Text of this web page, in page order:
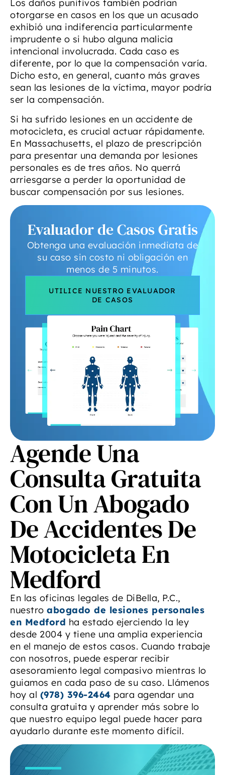
Los daños punitivos también podrían
otorgarse en casos en los que un acusado
exhibió una indiferencia particularmente
imprudente o si hubo alguna malicia
intencional involucrada. Cada caso es
diferente, por lo que la compensación varía.
Dicho esto, en general, cuanto más graves
sean las lesiones de la víctima, mayor podría
ser la compensación.
Si ha sufrido lesiones en un accidente de
motocicleta, es crucial actuar rápidamente.
En Massachusetts, el plazo de prescripción
para presentar una demanda por lesiones
personales es de tres años. No querrá
arriesgarse a perder la oportunidad de
buscar compensación por sus lesiones.
Evaluador de Casos Gratis
Obtenga una evaluación inmediata de
su caso sin costo ni obligación en
menos de 5 minutos.
UTILICE NUESTRO EVALUADOR
DE CASOS
Agende Una
Consulta Gratuita
Con Un Abogado
De Accidentes De
Motocicleta En
Medford
En las oficinas legales de DiBella, P.C.,
nuestro abogado de lesiones personales
en Medford ha estado ejerciendo la ley
desde 2004 y tiene una amplia experiencia
en el manejo de estos casos. Cuando trabaje
con nosotros, puede esperar recibir
asesoramiento legal compasivo mientras lo
guiamos en cada paso de su caso. Llámenos
hoy al (978) 396-2464 para agendar una
consulta gratuita y aprender más sobre lo
que nuestro equipo legal puede hacer para
ayudarlo durante este momento difícil.